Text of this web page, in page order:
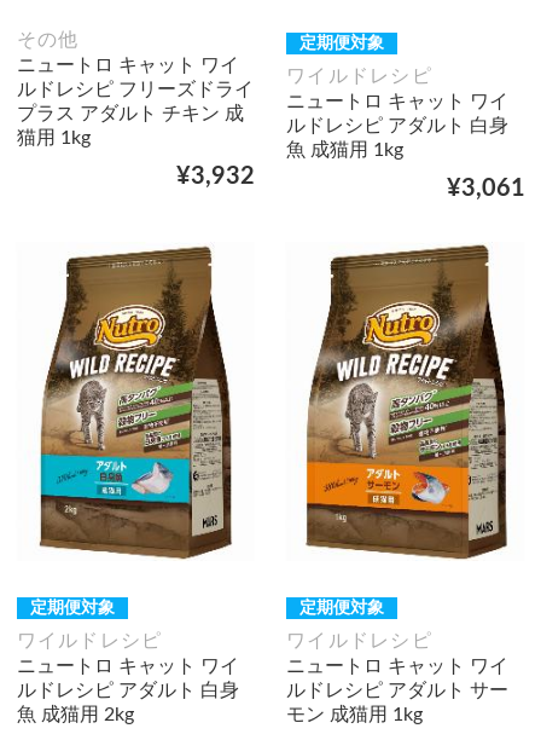
その他
ニュートロ キャット ワイ
ルドレシピ フリーズドライ
プラス アダルト チキン 成
猫用 1kg
¥3,932
定期便対象
ワイルドレシピ
ニュートロ キャット ワイ
ルドレシピ アダルト 白身
魚 成猫用 1kg
¥3,061
定期便対象
ワイルドレシピ
ニュートロ キャット ワイ
ルドレシピ アダルト 白身
魚 成猫用 2kg
定期便対象
ワイルドレシピ
ニュートロ キャット ワイ
ルドレシピ アダルト サー
モン 成猫用 1kg